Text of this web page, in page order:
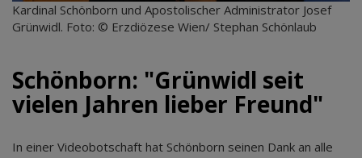
Kardinal Schönborn und Apostolischer Administrator Josef
Grünwidl. Foto: © Erzdiözese Wien/ Stephan Schönlaub
Schönborn: "Grünwidl seit
vielen Jahren lieber Freund"
In einer Videobotschaft hat Schönborn seinen Dank an alle